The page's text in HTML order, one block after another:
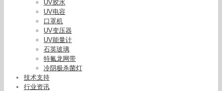
UV胶水
UV电容
口罩机
UV变压器
UV能量计
石英玻璃
特氟龙网带
冷阴极杀菌灯
技术支持
行业资讯